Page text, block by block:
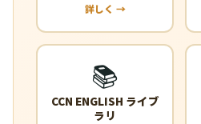
詳しく →
📚
CCN ENGLISH ライブ
ラリ